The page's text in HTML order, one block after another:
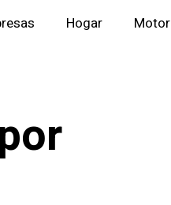
Hogar Motor